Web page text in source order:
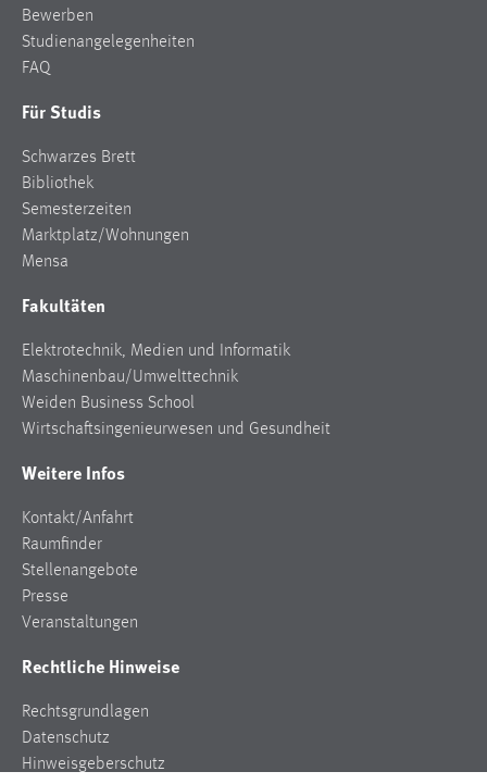
Bewerben
Studienangelegenheiten
FAQ
Für Studis
Schwarzes Brett
Bibliothek
Semesterzeiten
Marktplatz/Wohnungen
Mensa
Fakultäten
Elektrotechnik, Medien und Informatik
Maschinenbau/Umwelttechnik
Weiden Business School
Wirtschaftsingenieurwesen und Gesundheit
Weitere Infos
Kontakt/Anfahrt
Raumfinder
Stellenangebote
Presse
Veranstaltungen
Rechtliche Hinweise
Rechtsgrundlagen
Datenschutz
Hinweisgeberschutz